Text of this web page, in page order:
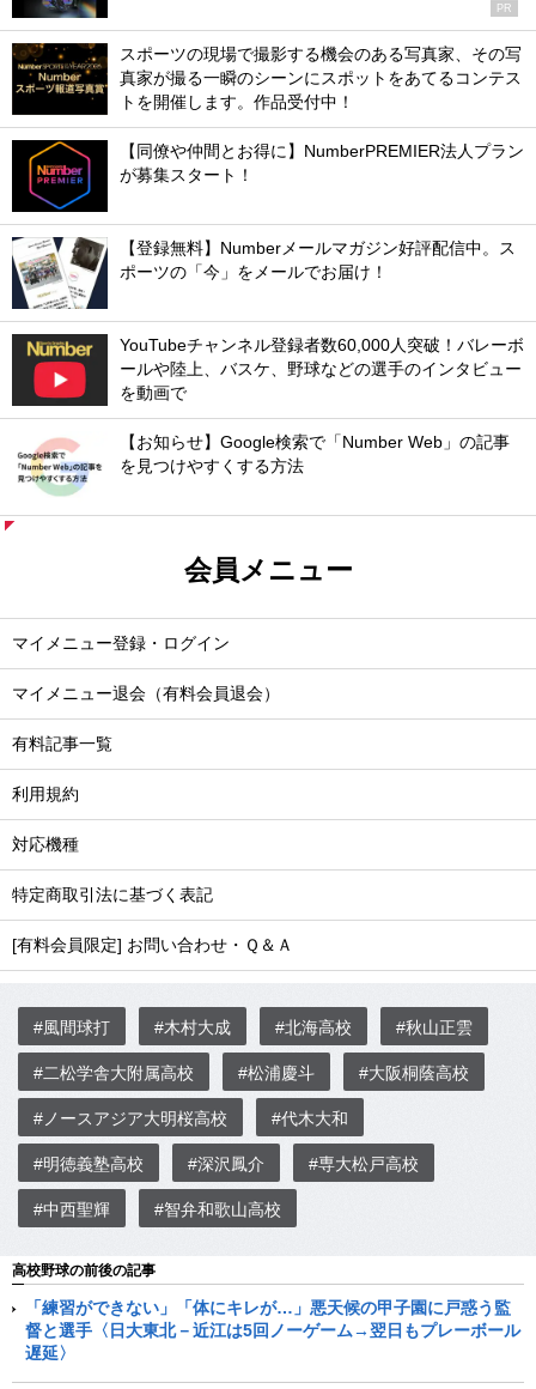
PR
スポーツの現場で撮影する機会のある写真家、その写
真家が撮る一瞬のシーンにスポットをあてるコンテス
トを開催します。作品受付中！
【同僚や仲間とお得に】NumberPREMIER法人プラン
が募集スタート！
【登録無料】Numberメールマガジン好評配信中。ス
ポーツの「今」をメールでお届け！
YouTubeチャンネル登録者数60,000人突破！バレーボ
ールや陸上、バスケ、野球などの選手のインタビュー
を動画で
【お知らせ】Google検索で「Number Web」の記事
を見つけやすくする方法
会員メニュー
マイメニュー登録・ログイン
マイメニュー退会（有料会員退会）
有料記事一覧
利用規約
対応機種
特定商取引法に基づく表記
[有料会員限定] お問い合わせ・Ｑ＆Ａ
#風間球打 #木村大成 #北海高校 #秋山正雲
#二松学舎大附属高校 #松浦慶斗 #大阪桐蔭高校
#ノースアジア大明桜高校 #代木大和
#明徳義塾高校 #深沢鳳介 #専大松戸高校
#中西聖輝 #智弁和歌山高校
高校野球の前後の記事
「練習ができない」「体にキレが…」悪天候の甲子園に戸惑う監
督と選手〈日大東北－近江は5回ノーゲーム→翌日もプレーボール
遅延〉